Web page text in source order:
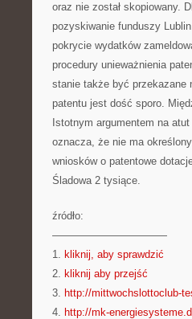
oraz nie został skopiowany.
pozyskiwanie funduszy
pokrycie wydatków
procedury unieważnienia
stanie także być przekazane
patentu jest dość sporo.
Istotnym argumentem na
oznacza, że nie ma
wniosków o patentowe
Śladowa 2 tysiące.
źródło:
———————————
1. kliknij, aby sprawdzić
2. kliknij aby przejść
3. http://mittwochslottoclub-
4. http://mk-